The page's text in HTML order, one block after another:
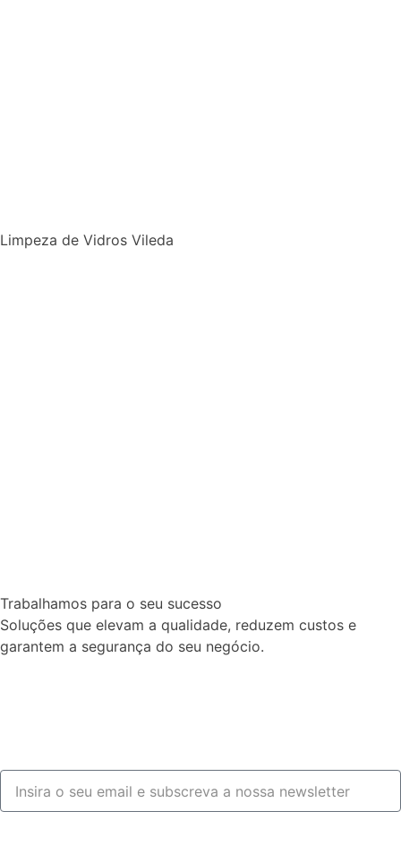
Limpeza de Vidros Vileda
Trabalhamos para o seu sucesso
Soluções que elevam a qualidade, reduzem custos e
garantem a segurança do seu negócio.